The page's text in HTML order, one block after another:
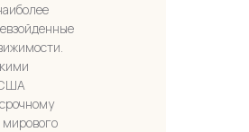
США
мирового